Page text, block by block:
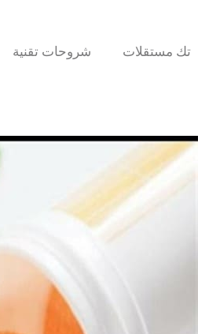
تك مستقلات شروحات تقنية